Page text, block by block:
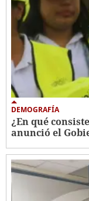
DEMOGRAFÍA
¿En qué
anunció el